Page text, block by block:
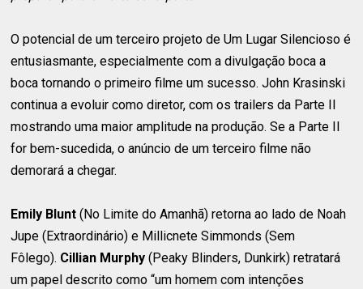
O potencial de um terceiro projeto de Um Lugar Silencioso é
entusiasmante, especialmente com a divulgação boca a
boca tornando o primeiro filme um sucesso. John Krasinski
continua a evoluir como diretor, com os trailers da Parte II
mostrando uma maior amplitude na produção. Se a Parte II
for bem-sucedida, o anúncio de um terceiro filme não
demorará a chegar.
Emily Blunt(No Limite do Amanhã) retorna ao lado de Noah
Jupe (Extraordinário) e Millicnete Simmonds (Sem
Fôlego). Cillian Murphy (Peaky Blinders, Dunkirk) retratará
um papel descrito como “um homem com intenções